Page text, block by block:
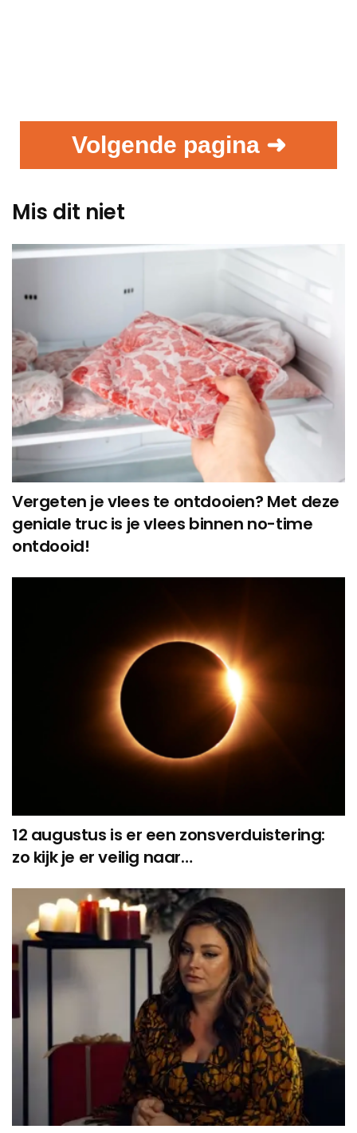
Volgende pagina ➜
Mis dit niet
Vergeten je vlees te ontdooien? Met deze
geniale truc is je vlees binnen no-time
ontdooid!
12 augustus is er een zonsverduistering:
zo kijk je er veilig naar…